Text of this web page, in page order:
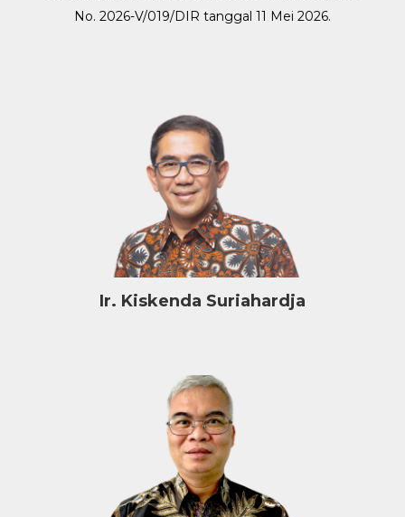
No. 2026-V/019/DIR tanggal 11 Mei 2026.
Ir. Kiskenda Suriahardja